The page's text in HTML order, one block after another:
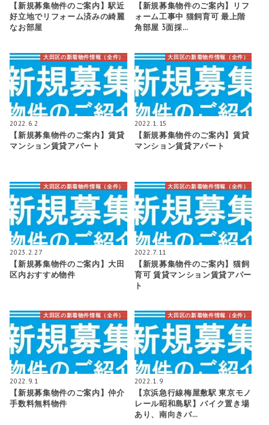
【新規募集物件のご案内】駅近
好立地でリフォーム済みの綺麗
なお部屋
【新規募集物件のご案内】リフ
ォーム工事中 猫飼育可 最上階
角部屋 3面採…
大田区の新着物件情報（全件）
2022.6.2
【新規募集物件のご案内】賃貸
マンション賃貸アパート
大田区の新着物件情報（全件）
2022.1.15
【新規募集物件のご案内】賃貸
マンション賃貸アパート
大田区の新着物件情報（全件）
2023.2.27
【新規募集物件のご案内】大田
区内おすすめ物件
大田区の新着物件情報（全件）
2022.7.11
【新規募集物件のご案内】猫飼
育可 賃貸マンション賃貸アパー
ト
大田区の新着物件情報（全件）
2022.9.1
【新規募集物件のご案内】仲介
手数料無料物件
大田区の新着物件情報（全件）
2022.1.9
【京浜急行線梅屋敷駅 東京モノ
レール昭和島駅】バイク置き場
あり、南向きバ…